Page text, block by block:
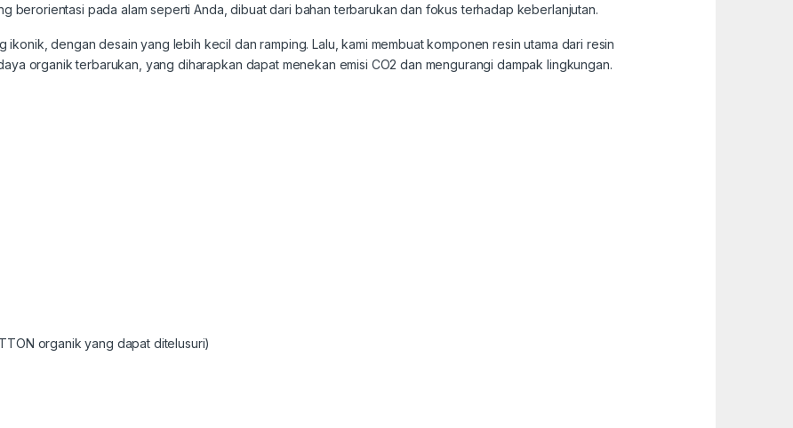
berorientasi pada alam seperti Anda, dibuat dari bahan terbarukan dan fokus terhadap keberlanjutan.
ikonik, dengan desain yang lebih kecil dan ramping. Lalu, kami membuat komponen resin utama dari resin
organik terbarukan, yang diharapkan dapat menekan emisi CO2 dan mengurangi dampak lingkungan.
organik yang dapat ditelusuri)